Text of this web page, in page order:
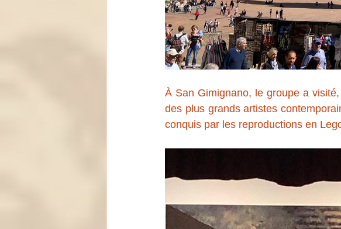
À San Gimignano, le groupe a
des plus grands artistes
conquis par les reproductions en